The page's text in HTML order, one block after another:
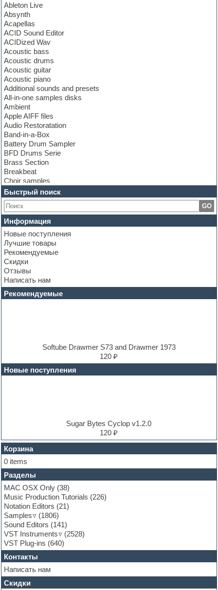
Ableton Live
Absynth
Acapellas
ACID Sound Editor
ACIDized Wav
Acoustic bass
Acoustic drums
Acoustic guitar
Acoustic piano
Additional sounds and presets
All-in-one samples disks
Ambient
Apple AIFF files
Audio Restoratation
Band-in-a-Box
Battery Drum Sampler
BFD Drums Serie
Brass Section
Breakbeat
Choir samples
Chris Hein Samples
Cinematic samples
Club bass
Club leads
Club sounds
Construction kits
Convolution
Cubase
Dance drums
Dance music production tutorials
DAW
Disco samples
DJ Software
E-MU Samples
Electric guitar
Electric piano
FL Studio
Flute
Folk samples
Fruityloops
Funk
Garritan
General MIDI kits
Guitar emulation
Guitar loops
Guitar processing and effects
Hands-up samples
Hardstyle
Heavy metal sample packs
Hip-hop
House music
Hypersonic
Jazz
Быстрый поиск
GO
Информация
Новые поступления
Лучшие товары
Рекомендуемые
Скидки
Отзывы
Написать нам
Рекомендуемые
Softube Drawmer S73 and Drawmer 1973
120 ₽
Новые поступления
Sugar Bytes Cyclop v1.2.0
120 ₽
Корзина
0 items
Разделы
MAC OSX Only (38)
Music Production Tutorials (226)
Notation Editors (21)
Samples
(1806)
Sound Editors (141)
VST Instruments
(2528)
VST Plug-ins (640)
Контакты
Написать нам
Скидки